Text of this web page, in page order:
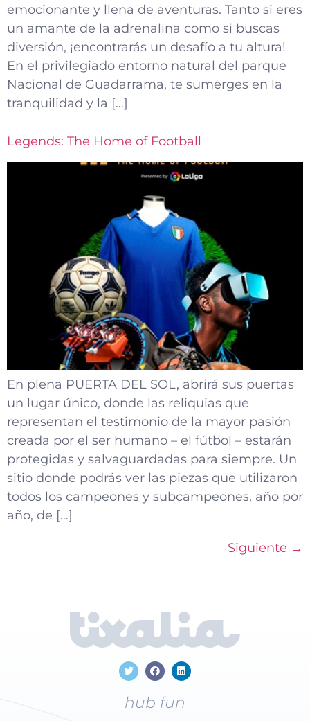
emocionante y llena de aventuras. Tanto si eres
un amante de la adrenalina como si buscas
diversión, ¡encontrarás un desafío a tu altura!
En el privilegiado entorno natural del parque
Nacional de Guadarrama, te sumerges en la
tranquilidad y la […]
Legends: The Home of Football
En plena PUERTA DEL SOL, abrirá sus puertas
un lugar único, donde las reliquias que
representan el testimonio de la mayor pasión
creada por el ser humano – el fútbol – estarán
protegidas y salvaguardadas para siempre. Un
sitio donde podrás ver las piezas que utilizaron
todos los campeones y subcampeones, año por
año, de […]
Siguiente →
hub fun